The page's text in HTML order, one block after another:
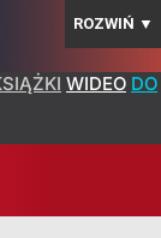
ROZWIŃ ▼
WIDEO DO